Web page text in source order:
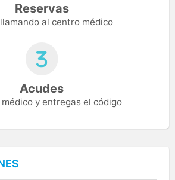
Reservas
al centro médico
Acudes
y entregas el código